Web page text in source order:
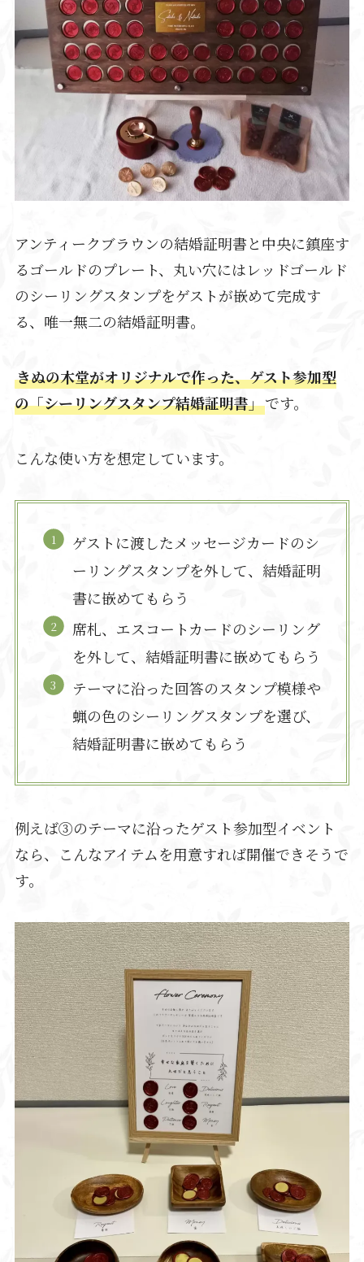
アンティークブラウンの結婚証明書と中央に鎮座す
るゴールドのプレート、丸い穴にはレッドゴールド
のシーリングスタンプをゲストが嵌めて完成す
る、唯一無二の結婚証明書。
きぬの木堂がオリジナルで作った、ゲスト参加型
の「シーリングスタンプ結婚証明書」です。
こんな使い方を想定しています。
ゲストに渡したメッセージカードのシ
ーリングスタンプを外して、結婚証明
書に嵌めてもらう
席札、エスコートカードのシーリング
を外して、結婚証明書に嵌めてもらう
テーマに沿った回答のスタンプ模様や
蝋の色のシーリングスタンプを選び、
結婚証明書に嵌めてもらう
例えば③のテーマに沿ったゲスト参加型イベント
なら、こんなアイテムを用意すれば開催できそうで
す。